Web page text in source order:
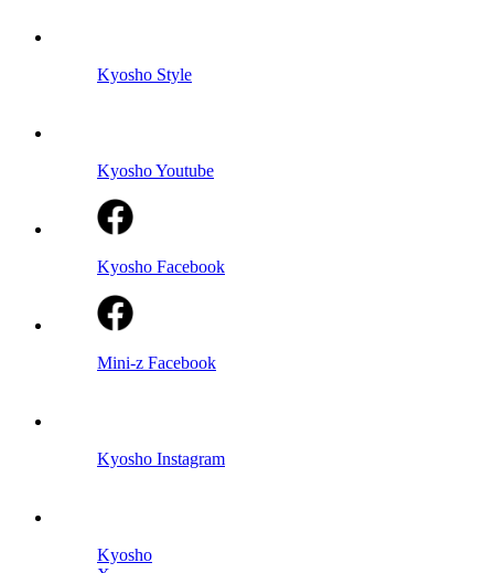
Kyosho Style
Kyosho Youtube
Kyosho Facebook
Mini-z Facebook
Kyosho Instagram
Kyosho